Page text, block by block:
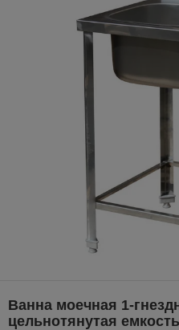
Ванна моечная 1-
цельнотянутая